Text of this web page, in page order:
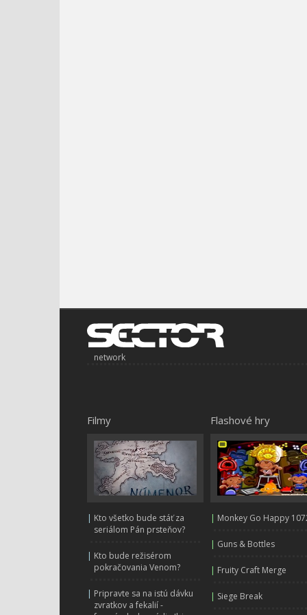
network
Filmy
| Kto všetko bude stáť za
seriálom Pán prsteňov?
| Kto bude režisérom
pokračovania Venom?
| Pripravte sa na istú dávku
zvratkov a fekalií -
Flashové hry
| Monkey Go Happy
| Guns & Bottles
| Fruity Craft Merge
| Siege Break